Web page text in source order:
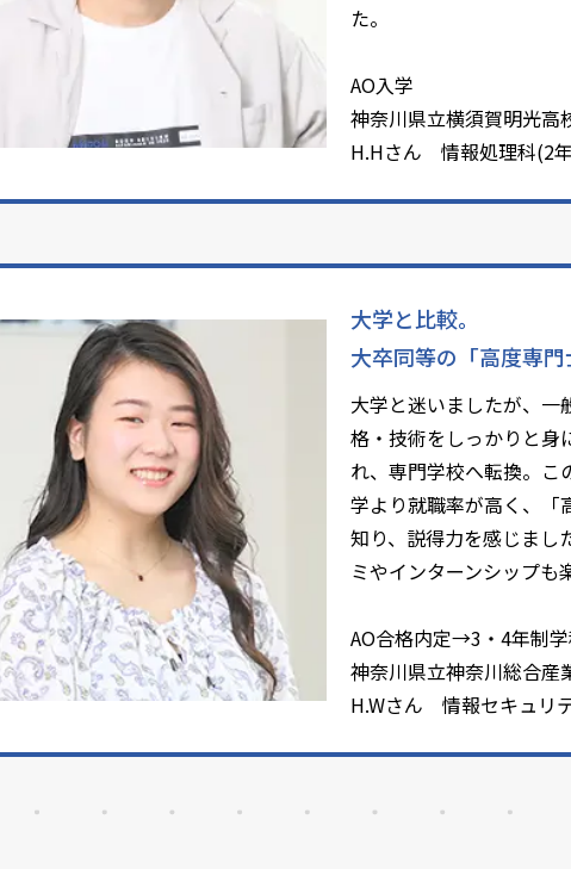
た。
AO入学
神奈川県立横須賀明光高
H.Hさん 情報処理科(2
大学と比較。
大卒同等の「高度専門
大学と迷いましたが、一
格・技術をしっかりと身
れ、専門学校へ転換。こ
学より就職率が高く、「
知り、説得力を感じまし
ミやインターンシップも
AO合格内定→3・4年制
神奈川県立神奈川総合産
H.Wさん 情報セキュリ